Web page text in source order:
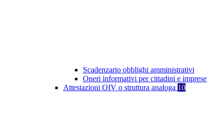
Scadenzario obblighi amministrativi
Oneri informativi per cittadini e imprese
Attestazioni OIV o struttura analoga 10